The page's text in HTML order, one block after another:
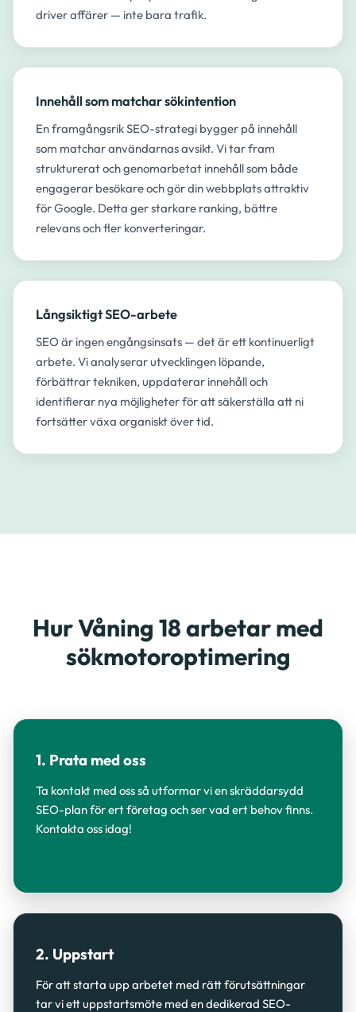
driver affärer — inte bara trafik.
Innehåll som matchar sökintention
En framgångsrik SEO-strategi bygger på innehåll
som matchar användarnas avsikt. Vi tar fram
strukturerat och genomarbetat innehåll som både
engagerar besökare och gör din webbplats attraktiv
för Google. Detta ger starkare ranking, bättre
relevans och fler konverteringar.
Långsiktigt SEO-arbete
SEO är ingen engångsinsats — det är ett kontinuerligt
arbete. Vi analyserar utvecklingen löpande,
förbättrar tekniken, uppdaterar innehåll och
identifierar nya möjligheter för att säkerställa att ni
fortsätter växa organiskt över tid.
Hur Våning 18 arbetar med
sökmotoroptimering
1. Prata med oss
Ta kontakt med oss så utformar vi en skräddarsydd
SEO-plan för ert företag och ser vad ert behov finns.
Kontakta oss idag!
2. Uppstart
För att starta upp arbetet med rätt förutsättningar
tar vi ett uppstartsmöte med en dedikerad SEO-